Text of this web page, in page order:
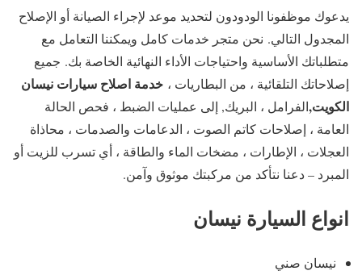
يدعوك موظفونا الودودون لتحديد موعد لإجراء الصيانة أو الإصلاح
المجدول التالي. نحن متجر خدمات كامل ويمكننا التعامل مع
متطلباتك الأساسية واحتياجات الأداء النهائية الخاصة بك. جميع
إصلاحاتك التلقائية ، من البطاريات ، خدمة اصلاح سيارات نيسان
الكويت,الفرامل ، البريك, إلى عمليات الضبط ، فحص الحالة
العامة ، إصلاحات كاتم الصوت ، الدعامات والصدمات ، محاذاة
العجلات ، الإطارات ، مضخات الماء والطاقة ، أي تسرب للزيت أو
المبرد – دعنا نتأكد من مركبتك موثوق وآمن.
انواع السيارة نيسان
نيسان صني